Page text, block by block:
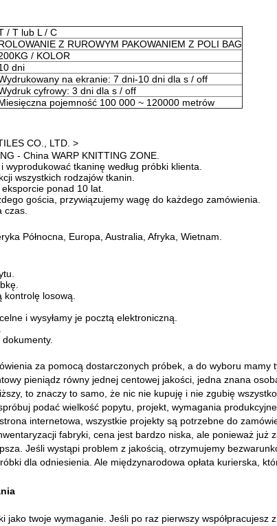
/ T lub L / C
Z RUROWYM PAKOWANIEM Z POLI BAG
/ KOLOR
dni
na ekranie: 7 dni-10 dni dla s / off
cyfrowy: 3 dni dla s / off
pojemność 100 000 ~ 120000 metrów
CO., LTD. >
- China WARP KNITTING ZONE.
tkaninę według próbki klienta.
wszystkich rodzajów tkanin.
ponad 10 lat.
gościa, przywiązujemy wagę do każdego zamówienia.
czas.
Północna, Europa, Australia, Afryka, Wietnam.
losową.
i wysyłamy je pocztą elektroniczną.
za pomocą dostarczonych próbek, a do wyboru mamy
pieniądz równy jednej centowej jakości, jedna znana
to znaczy to samo, że nic nie kupuję i nie zgubię
podać wielkość popytu, projekt, wymagania
internetowa, wszystkie projekty są potrzebne do
fabryki, cena jest bardzo niska, ale ponieważ
Jeśli wystąpi problem z jakością, otrzymujemy
dla odniesienia. Ale międzynarodowa opłata kurierska,
jako twoje wymaganie. Jeśli po raz pierwszy współpracujesz